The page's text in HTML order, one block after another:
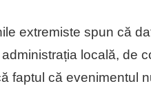
extremiste spun că
locală, de
faptul că evenimentul